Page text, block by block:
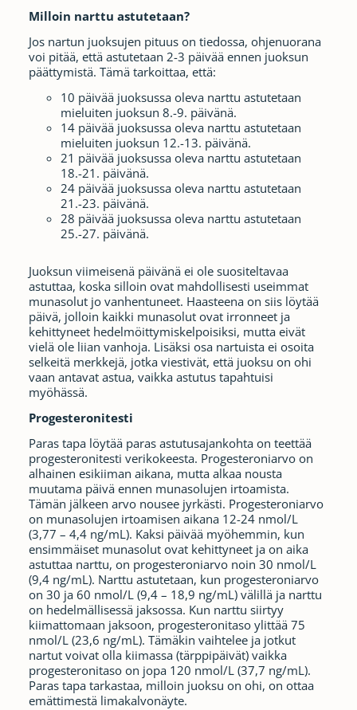
Milloin narttu astutetaan?
Jos nartun juoksujen pituus on tiedossa, ohjenuorana
voi pitää, että astutetaan 2-3 päivää ennen juoksun
päättymistä. Tämä tarkoittaa, että:
10 päivää juoksussa oleva narttu astutetaan
mieluiten juoksun 8.-9. päivänä.
14 päivää juoksussa oleva narttu astutetaan
mieluiten juoksun 12.-13. päivänä.
21 päivää juoksussa oleva narttu astutetaan
18.-21. päivänä.
24 päivää juoksussa oleva narttu astutetaan
21.-23. päivänä.
28 päivää juoksussa oleva narttu astutetaan
25.-27. päivänä.
Juoksun viimeisenä päivänä ei ole suositeltavaa
astuttaa, koska silloin ovat mahdollisesti useimmat
munasolut jo vanhentuneet. Haasteena on siis löytää
päivä, jolloin kaikki munasolut ovat irronneet ja
kehittyneet hedelmöittymiskelpoisiksi, mutta eivät
vielä ole liian vanhoja. Lisäksi osa nartuista ei osoita
selkeitä merkkejä, jotka viestivät, että juoksu on ohi
vaan antavat astua, vaikka astutus tapahtuisi
myöhässä.
Progesteronitesti
Paras tapa löytää paras astutusajankohta on teettää
progesteronitesti verikokeesta. Progesteroniarvo on
alhainen esikiiman aikana, mutta alkaa nousta
muutama päivä ennen munasolujen irtoamista.
Tämän jälkeen arvo nousee jyrkästi. Progesteroniarvo
on munasolujen irtoamisen aikana 12-24 nmol/L
(3,77 – 4,4 ng/mL). Kaksi päivää myöhemmin, kun
ensimmäiset munasolut ovat kehittyneet ja on aika
astuttaa narttu, on progesteroniarvo noin 30 nmol/L
(9,4 ng/mL). Narttu astutetaan, kun progesteroniarvo
on 30 ja 60 nmol/L (9,4 – 18,9 ng/mL) välillä ja narttu
on hedelmällisessä jaksossa. Kun narttu siirtyy
kiimattomaan jaksoon, progesteronitaso ylittää 75
nmol/L (23,6 ng/mL). Tämäkin vaihtelee ja jotkut
nartut voivat olla kiimassa (tärppipäivät) vaikka
progesteronitaso on jopa 120 nmol/L (37,7 ng/mL).
Paras tapa tarkastaa, milloin juoksu on ohi, on ottaa
emättimestä limakalvonäyte.